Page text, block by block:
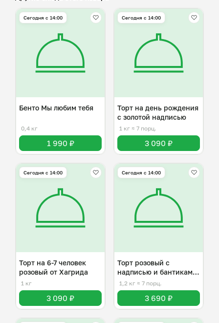
Сегодня с 14:00
Бенто Мы любим тебя
0,4 кг
1 990 ₽
Сегодня с 14:00
Торт на день рождения
с золотой надписью
1 кг ≈ 7 порц.
3 090 ₽
Сегодня с 14:00
Торт на 6-7 человек
розовый от Хагрида
1 кг
3 090 ₽
Сегодня с 14:00
Торт розовый с
надписью и бантиками
на 6-7 человек
1,2 кг ≈ 7 порц.
3 690 ₽